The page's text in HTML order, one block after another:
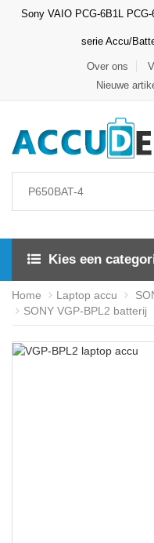
Sony VAIO PCG-6B1L
serie Accu/
Over ons
Nieuwe
Kies een
Home Laptop accu
SONY VGP-BPL2 batterij